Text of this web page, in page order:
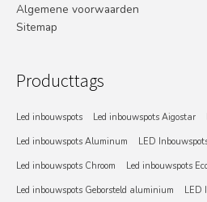
Algemene voorwaarden
Sitemap
Producttags
Led inbouwspots Led inbouwspots Aigostar
Led inbouwspots Aluminum
LED
Led inbouwspots Chroom
Led inbouwspots
Led inbouwspots Geborsteld aluminium
LED